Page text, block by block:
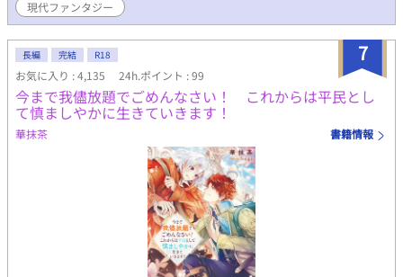
現代ファンタジー
7
長編 完結 R18
お気に入り : 4,135 24h.ポイント : 99
今まで我儘放題でごめんなさい！ これからは平民とし
て慎ましやかに生きていきます！
華抹茶 書籍情報